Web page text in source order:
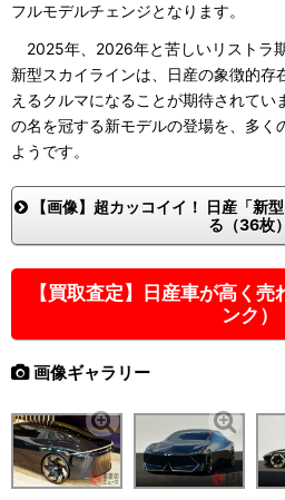
フルモデルチェンジとなります。
2025年、2026年と苦しいリストラ
新型スカイラインは、日産の象徴的存
えるクルマになることが期待されてい
の名を冠する新モデルの登場を、多く
ようです。
【画像】超カッコイイ！ 日産「新
る（36枚）
【買取査定】日産車が高く
ンク）
画像ギャラリー